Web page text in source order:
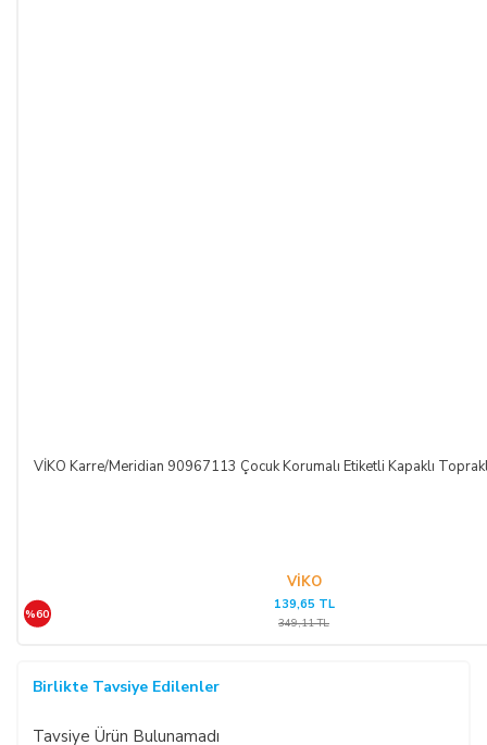
VİKO Karre/Meridian 90967113 Çocuk Korumalı Etiketli Kapaklı
VİKO
%60
139,65 TL
349,11 TL
Birlikte Tavsiye Edilenler
Tavsiye Ürün Bulunamadı